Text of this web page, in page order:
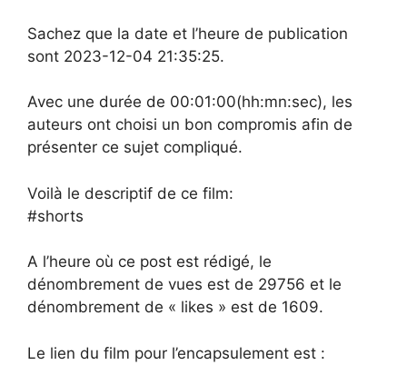
Sachez que la date et l’heure de publication
sont 2023-12-04 21:35:25.
Avec une durée de 00:01:00(hh:mn:sec), les
auteurs ont choisi un bon compromis afin de
présenter ce sujet compliqué.
Voilà le descriptif de ce film:
#shorts
A l’heure où ce post est rédigé, le
dénombrement de vues est de 29756 et le
dénombrement de « likes » est de 1609.
Le lien du film pour l’encapsulement est :